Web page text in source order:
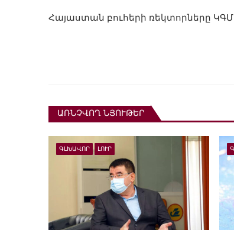
Հայաստան բուհերի ռեկտորները
ԱՌՆՉՎՈՂ ՆՅՈՒԹԵՐ
ԳԼԽԱՎՈՐ ԼՈՒՐ